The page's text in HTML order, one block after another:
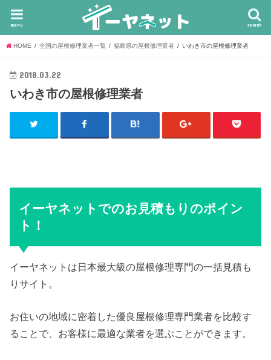
search
menu
HOME 全国の屋根修理業者一覧 福島県の屋根修理業者 いわき市の屋根修理業者
2018.03.22
いわき市の屋根修理業者
イーヤネットでのお見積もりのポイン
ト！
イーヤネットは日本最大級の屋根修理専門の一括見積も
りサイト。
お住いの地域に密着した優良屋根修理専門業者を比較す
ることで、お客様に最適な業者を選ぶことができます。